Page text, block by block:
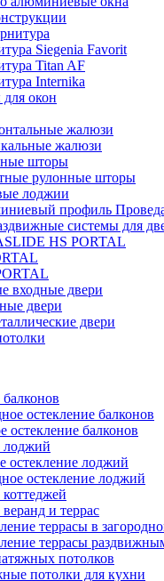
Siegenia Favorit
Titan AF
Internika
окон
жалюзи
жалюзи
шторы
рулонные шторы
лоджии
профиль
системы для
HS PORTAL
входные двери
двери
двери
остекление балконов
остекление балконов
лоджий
остекление лоджий
остекление лоджий
и террас
террасы в
террасы
потолков
потолки для кухни